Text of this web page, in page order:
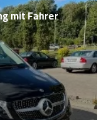
mit Fahrer